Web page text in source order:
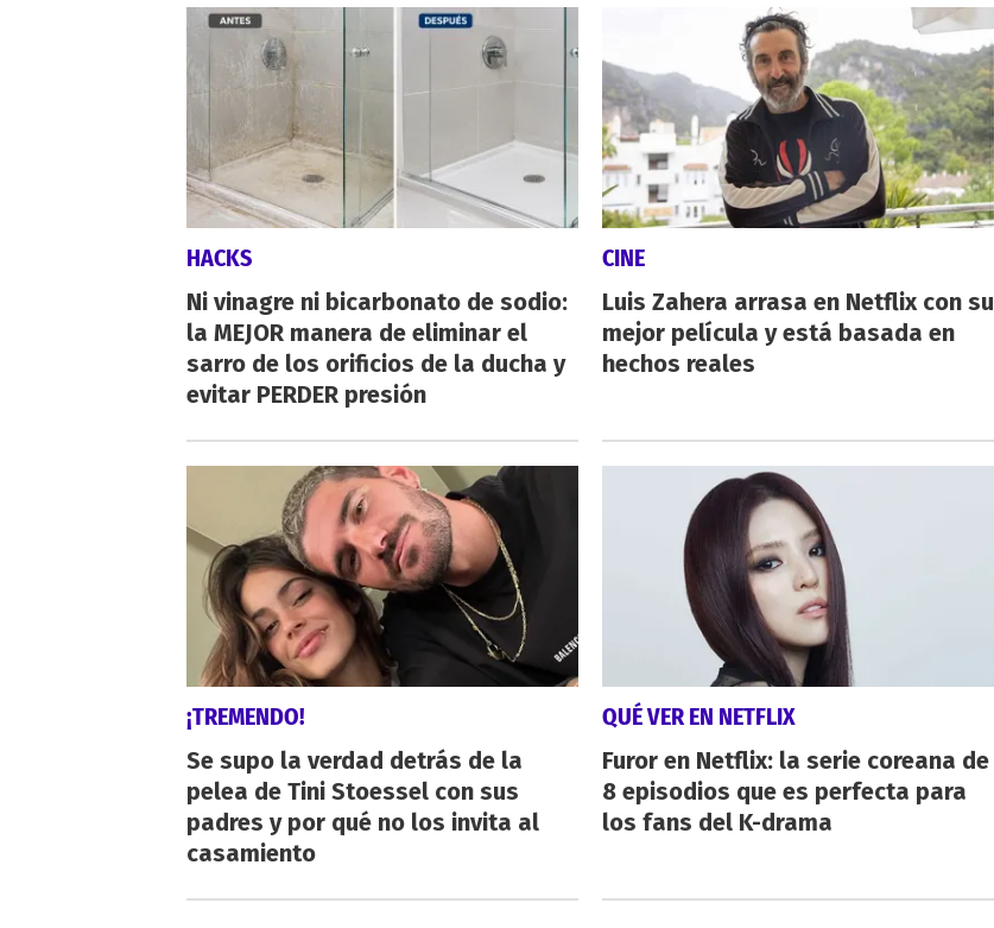
HACKS
Ni vinagre ni bicarbonato de sodio:
la MEJOR manera de eliminar el
sarro de los orificios de la ducha y
evitar PERDER presión
CINE
Luis Zahera arrasa en Netflix con su
mejor película y está basada en
hechos reales
¡TREMENDO!
Se supo la verdad detrás de la
pelea de Tini Stoessel con sus
padres y por qué no los invita al
casamiento
QUÉ VER EN NETFLIX
Furor en Netflix: la serie coreana de
8 episodios que es perfecta para
los fans del K-drama